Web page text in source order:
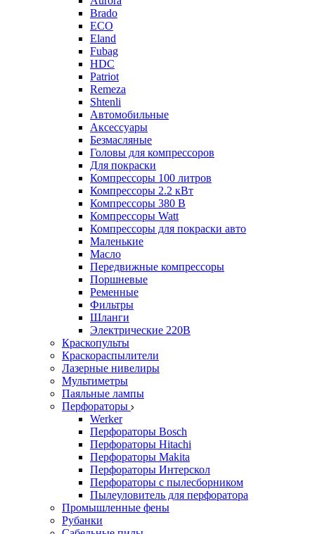
Brado
ECO
Eland
Fubag
HDC
Patriot
Remeza
Shtenli
Автомобильные
Аксессуары
Безмасляные
Головы для компрессоров
Для покраски
Компрессоры 100 литров
Компрессоры 2.2 кВт
Компрессоры 380 В
Компрессоры Watt
Компрессоры для покраски авто
Маленькие
Масло
Передвижные компрессоры
Поршневые
Ременные
Фильтры
Шланги
Электрические 220В
Краскопульты
Краскораспылители
Лазерные нивелиры
Мультиметры
Паяльные лампы
Перфораторы
Werker
Перфораторы Bosch
Перфораторы Hitachi
Перфораторы Makita
Перфораторы Интерскол
Перфораторы с пылесборником
Пылеуловитель для перфоратора
Промышленные фены
Рубанки